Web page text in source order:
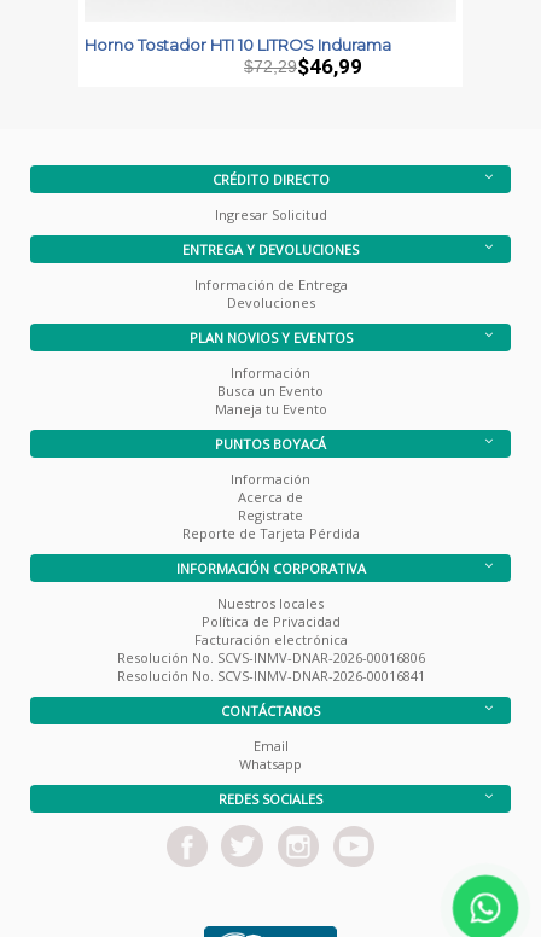
Horno Tostador HTI 10 LITROS Indurama
$72,29$46,99
CRÉDITO DIRECTO
Ingresar Solicitud
ENTREGA Y DEVOLUCIONES
Información de Entrega
Devoluciones
PLAN NOVIOS Y EVENTOS
Información
Busca un Evento
Maneja tu Evento
PUNTOS BOYACÁ
Información
Acerca de
Registrate
Reporte de Tarjeta Pérdida
INFORMACIÓN CORPORATIVA
Nuestros locales
Política de Privacidad
Facturación electrónica
Resolución No. SCVS-INMV-DNAR-2026-00016806
Resolución No. SCVS-INMV-DNAR-2026-00016841
CONTÁCTANOS
Email
Whatsapp
REDES SOCIALES